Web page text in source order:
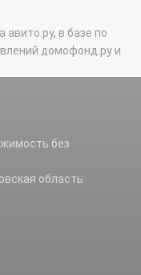
авито.ру, в базе по
домофонд.ру и
без
область